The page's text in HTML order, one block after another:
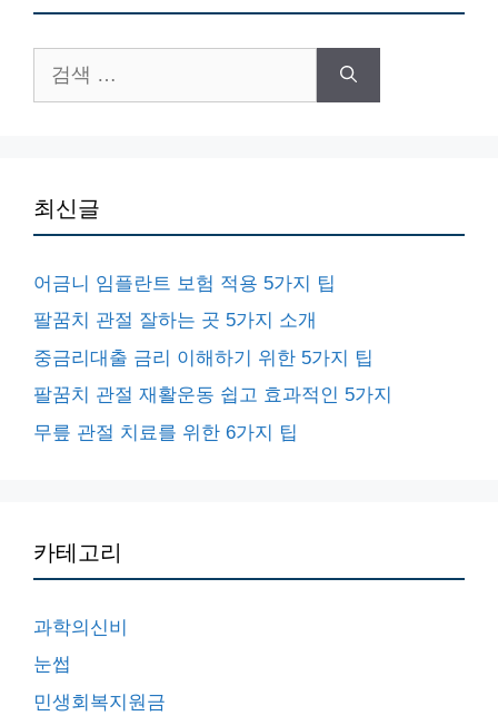
색:
최신글
어금니 임플란트 보험 적용 5가지 팁
팔꿈치 관절 잘하는 곳 5가지 소개
중금리대출 금리 이해하기 위한 5가지 팁
팔꿈치 관절 재활운동 쉽고 효과적인 5가지
무릎 관절 치료를 위한 6가지 팁
카테고리
과학의신비
눈썹
민생회복지원금